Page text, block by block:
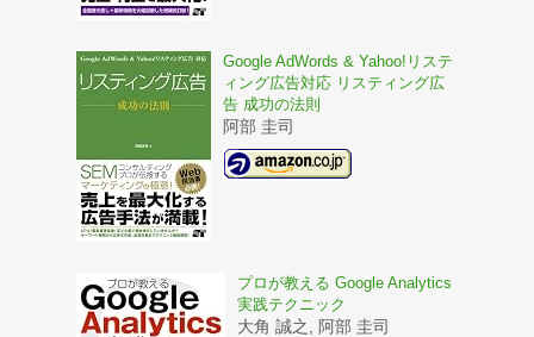
Google AdWords & Yahoo!リステ
ィング広告対応 リスティング広
告 成功の法則
阿部 圭司
プロが教える Google Analytics
実践テクニック
大角 誠之, 阿部 圭司